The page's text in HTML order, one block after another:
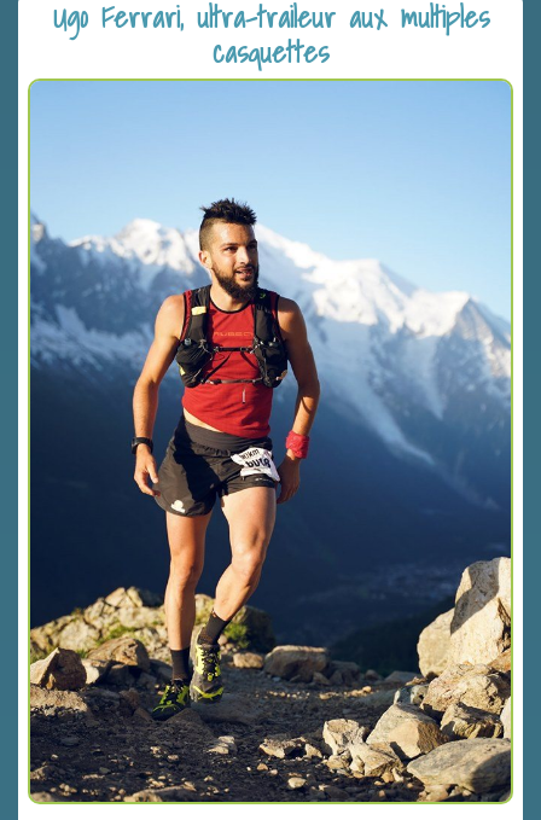
Ugo Ferrari, ultra-traileur aux multiples
casquettes